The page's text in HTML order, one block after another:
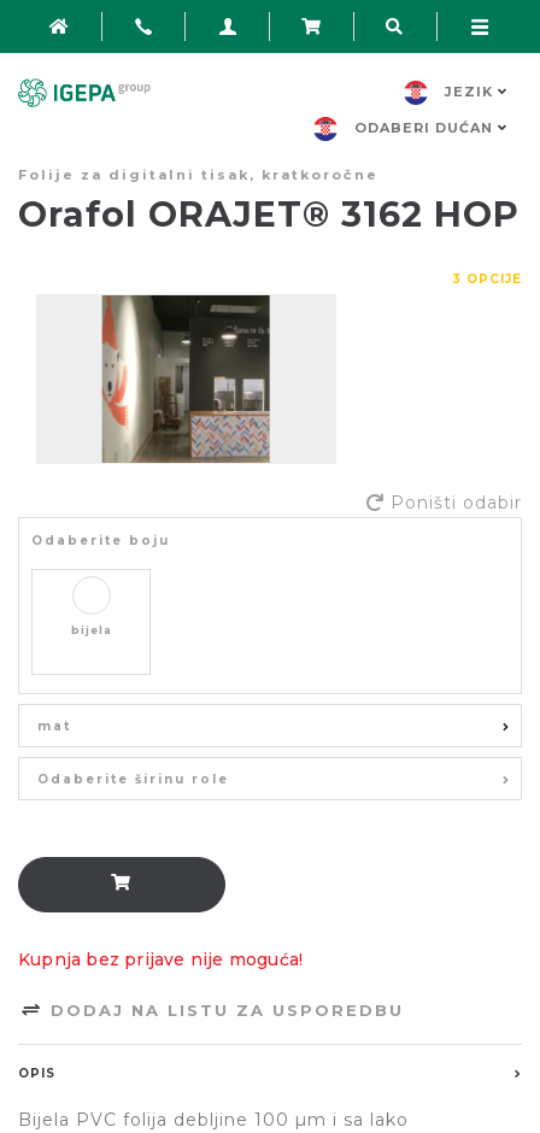
JEZIK
ODABERI DUĆAN
Folije za digitalni tisak, kratkoročne
Orafol ORAJET® 3162 HOP
3 OPCIJE
Poništi odabir
Odaberite boju
bijela
mat
Odaberite širinu role
Kupnja bez prijave nije moguća!
DODAJ NA LISTU ZA USPOREDBU
OPIS
Bijela PVC folija debljine 100 µm i sa lako